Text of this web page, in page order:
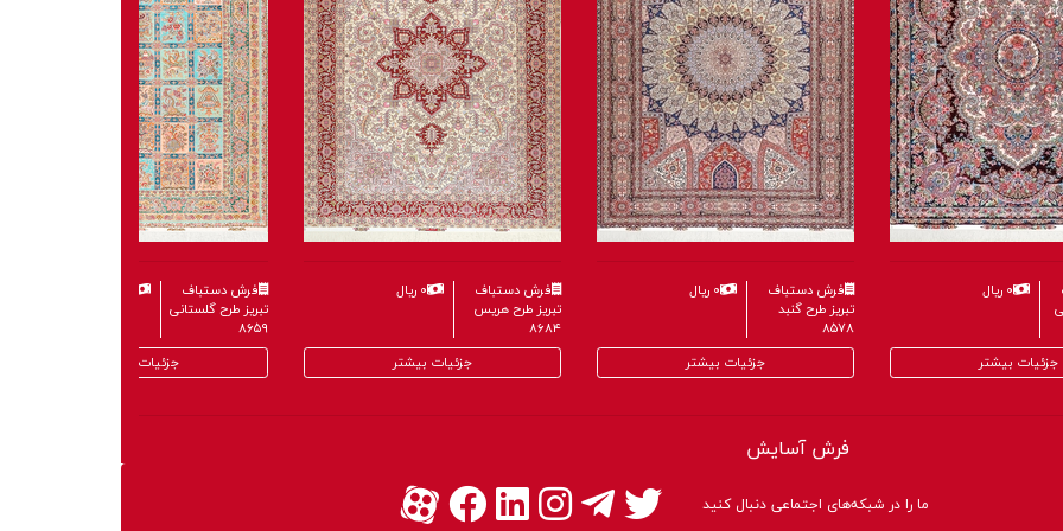
فرش دستباف
تبریز طرح گلستانی
۸۶۵۹
جزئیات بیشتر
۰ ریال
فرش دستباف
تبریز طرح هریس
۸۶۸۴
جزئیات بیشتر
۰ ریال
فرش دستباف
تبریز طرح گنبد
۸۵۷۸
جزئیات بیشتر
۰ ریال
جزئیات بیشتر
فرش آسایش
ما را در شبکه‌های اجتماعی دنبال کنید